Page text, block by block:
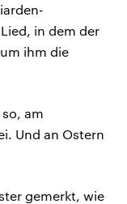
in dem der
ihm die
am
Und an Ostern
gemerkt, wie